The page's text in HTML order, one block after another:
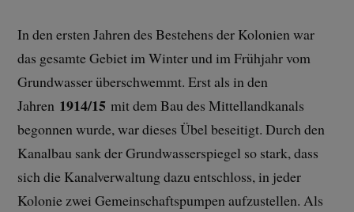
In den ersten Jahren des Bestehens der Kolonien war
das gesamte Gebiet im Winter und im Frühjahr vom
Grundwasser überschwemmt. Erst als in den
Jahren 1914/15 mit dem Bau des Mittellandkanals
begonnen wurde, war dieses Übel beseitigt. Durch den
Kanalbau sank der Grundwasserspiegel so stark, dass
sich die Kanalverwaltung dazu entschloss, in jeder
Kolonie zwei Gemeinschaftspumpen aufzustellen. Als